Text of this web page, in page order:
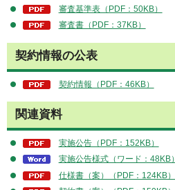
審査基準表（PDF：50KB）
審査書（PDF：37KB）
契約情報の公表
契約情報（PDF：46KB）
関連資料
実施公告（PDF：152KB）
実施公告様式（ワード：48KB）
仕様書（案）（PDF：124KB）